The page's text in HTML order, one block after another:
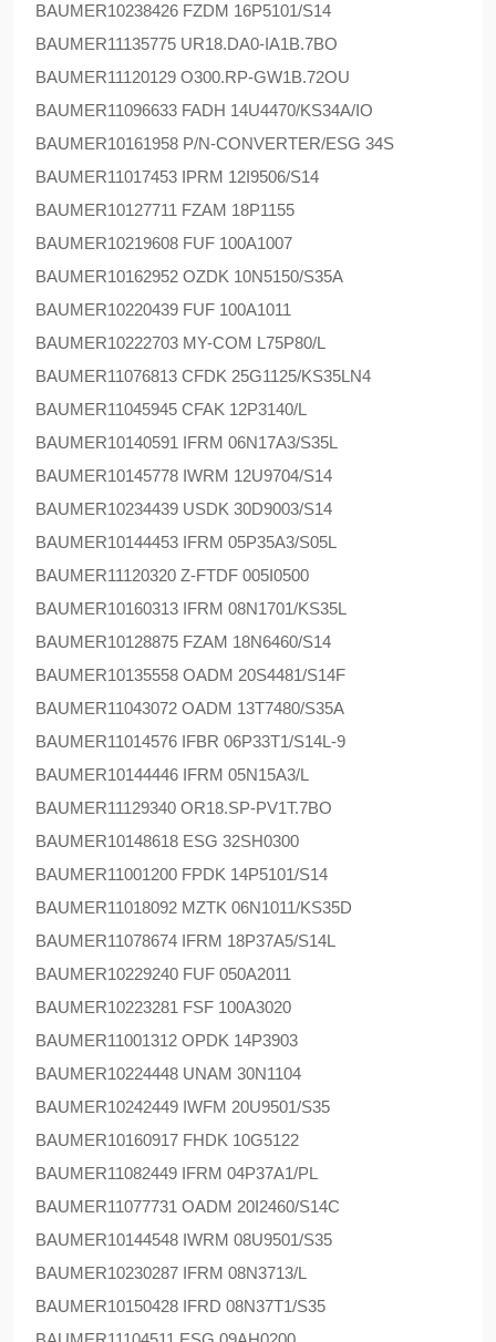
BAUMER10238426 FZDM 16P5101/S14
BAUMER11135775 UR18.DA0-IA1B.7BO
BAUMER11120129 O300.RP-GW1B.72OU
BAUMER11096633 FADH 14U4470/KS34A/IO
BAUMER10161958 P/N-CONVERTER/ESG 34S
BAUMER11017453 IPRM 12I9506/S14
BAUMER10127711 FZAM 18P1155
BAUMER10219608 FUF 100A1007
BAUMER10162952 OZDK 10N5150/S35A
BAUMER10220439 FUF 100A1011
BAUMER10222703 MY-COM L75P80/L
BAUMER11076813 CFDK 25G1125/KS35LN4
BAUMER11045945 CFAK 12P3140/L
BAUMER10140591 IFRM 06N17A3/S35L
BAUMER10145778 IWRM 12U9704/S14
BAUMER10234439 USDK 30D9003/S14
BAUMER10144453 IFRM 05P35A3/S05L
BAUMER11120320 Z-FTDF 005I0500
BAUMER10160313 IFRM 08N1701/KS35L
BAUMER10128875 FZAM 18N6460/S14
BAUMER10135558 OADM 20S4481/S14F
BAUMER11043072 OADM 13T7480/S35A
BAUMER11014576 IFBR 06P33T1/S14L-9
BAUMER10144446 IFRM 05N15A3/L
BAUMER11129340 OR18.SP-PV1T.7BO
BAUMER10148618 ESG 32SH0300
BAUMER11001200 FPDK 14P5101/S14
BAUMER11018092 MZTK 06N1011/KS35D
BAUMER11078674 IFRM 18P37A5/S14L
BAUMER10229240 FUF 050A2011
BAUMER10223281 FSF 100A3020
BAUMER11001312 OPDK 14P3903
BAUMER10224448 UNAM 30N1104
BAUMER10242449 IWFM 20U9501/S35
BAUMER10160917 FHDK 10G5122
BAUMER11082449 IFRM 04P37A1/PL
BAUMER11077731 OADM 20I2460/S14C
BAUMER10144548 IWRM 08U9501/S35
BAUMER10230287 IFRM 08N3713/L
BAUMER10150428 IFRD 08N37T1/S35